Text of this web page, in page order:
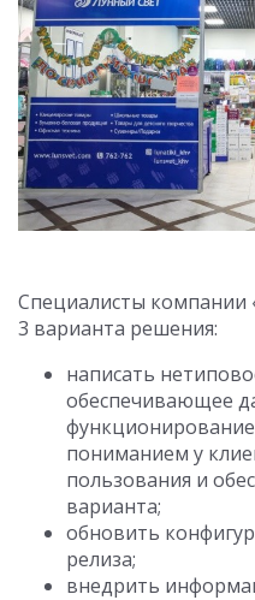
Специалисты компании
3 варианта решения:
написать
обеспечивающее
пониманием у
пользования и
варианта;
обновить
релиза;
внедрить